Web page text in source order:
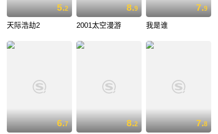
5.2
天际浩劫2
8.9
2001太空漫游
7.9
我是谁
6.7 8.2 7.8